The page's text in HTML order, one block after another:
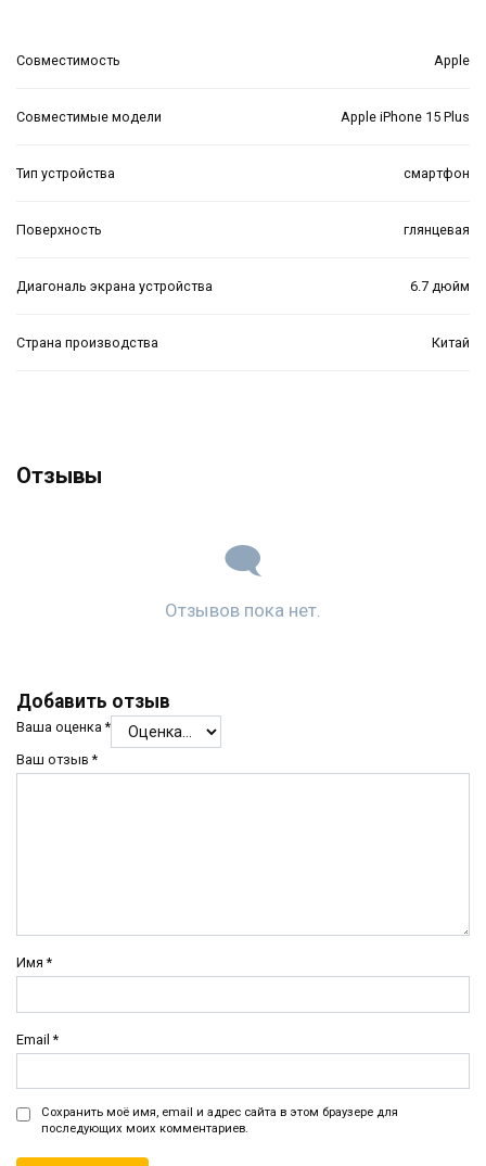
Совместимость Apple
Совместимые модели Apple iPhone 15 Plus
Тип устройства смартфон
Поверхность глянцевая
Диагональ экрана устройства 6.7 дюйм
Страна производства Китай
Отзывы
Отзывов пока нет.
Добавить отзыв
Ваша оценка*
Ваш отзыв*
Имя*
Email*
Сохранить моё имя, email и адрес сайта в этом браузере для
последующих моих комментариев.